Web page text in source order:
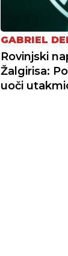
GABRIEL
Rovinjski
Žalgirisa:
uoči